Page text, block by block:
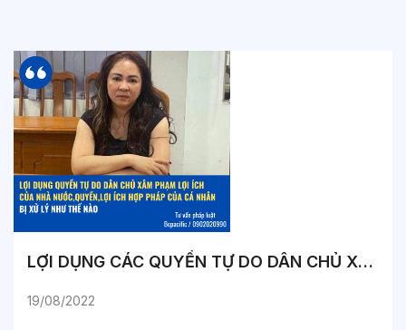
LỢI DỤNG CÁC QUYỀN TỰ DO DÂN CHỦ XÂM PHẠM LỢI ÍCH CỦA NHÀ NƯỚC, QUYỀN, LỢI ÍCH HỢP PHÁP CỦA CÁ NHÂN BỊ XỬ LÝ NHƯ THẾ NÀO?
19/08/2022